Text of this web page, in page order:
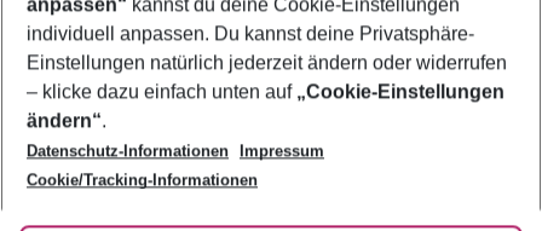
Footer
Footer navigation
Über uns
AGB
Bestpreisgarantie
Cookie-Einstellungen ändern
Cookie-Richtlinie
Agenturbetreuung
Barrierefreies Reisen
Folge uns
anpassen“ kannst du deine Cookie-Einstellungen
individuell anpassen. Du kannst deine Privatsphäre-
Einstellungen natürlich jederzeit ändern oder widerrufen
– klicke dazu einfach unten auf „Cookie-Einstellungen
ändern“.
Datenschutz-Informationen
Impressum
Cookie/Tracking-Informationen